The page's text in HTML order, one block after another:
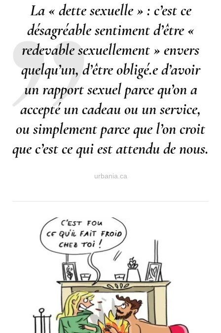
La « dette sexuelle » : c’est ce
désagréable sentiment d’être «
redevable sexuellement » envers
quelqu’un, d’être obligé.e d’avoir
un rapport sexuel parce qu’on a
accepté un cadeau ou un service,
ou simplement parce que l’on croit
que c’est ce qui est attendu de nous.
urbania.ca